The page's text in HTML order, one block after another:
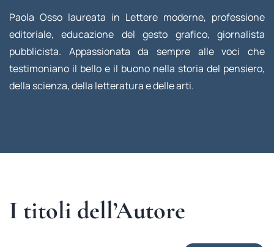
Paola Osso laureata in Lettere moderne, professione
editoriale, educazione del gesto grafico, giornalista
pubblicista. Appassionata da sempre alle voci che
testimoniano il bello e il buono nella storia del pensiero,
della scienza, della letteratura e delle arti.
I titoli dell’Autore